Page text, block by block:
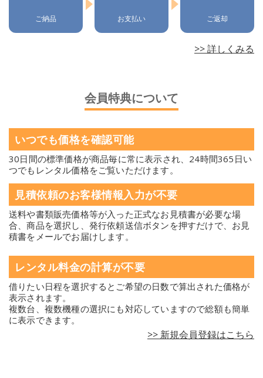
ご納品 お支払い ご返却
>> 詳しくみる
会員特典について
いつでも価格を確認可能
30日間の標準価格が商品毎に常に表示され、24時間365日い
つでもレンタル価格をご覧いただけます。
見積依頼のお客様情報入力が不要
送料や書類販売価格等が入った正式なお見積書が必要な場
合、商品を選択し、発行依頼送信ボタンを押すだけで、お見
積書をメールでお届けします。
レンタル料金の計算が不要
借りたい日程を選択するとご希望の日数で算出された価格が
表示されます。
複数台、複数機種の選択にも対応していますので総額も簡単
に表示できます。
>> 新規会員登録はこちら